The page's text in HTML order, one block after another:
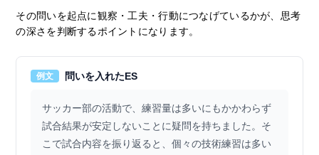
その問いを起点に観察・工夫・行動につなげているかが、思考
の深さを判断するポイントになります。
例文 問いを入れたES
サッカー部の活動で、練習量は多いにもかかわらず
試合結果が安定しないことに疑問を持ちました。そ
こで試合内容を振り返ると、個々の技術練習は多い